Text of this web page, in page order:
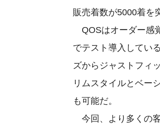
販売着数が5000着を
QOSはオーダー感
でテスト導入してい
ズからジャストフィ
リムスタイルとベー
も可能だ。
今回、より多くの